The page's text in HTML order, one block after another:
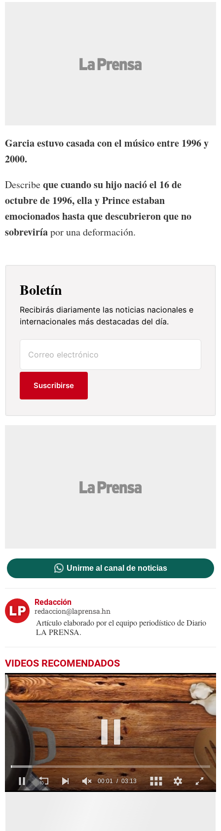
Garcia estuvo casada con el músico entre 1996 y
2000.
Describeque cuando su hijo nació el 16 de
octubre de 1996, ella y Prince estaban
emocionados hasta que descubrieron que no
sobreviríapor una deformación.
Boletín
Recibirás diariamente las noticias nacionales e
internacionales más destacadas del día.
Suscribirse
Unirme al canal de noticias
Redacción
redaccion@laprensa.hn
Artículo elaborado por el equipo periodístico de Diario
LA PRENSA.
VIDEOS RECOMENDADOS